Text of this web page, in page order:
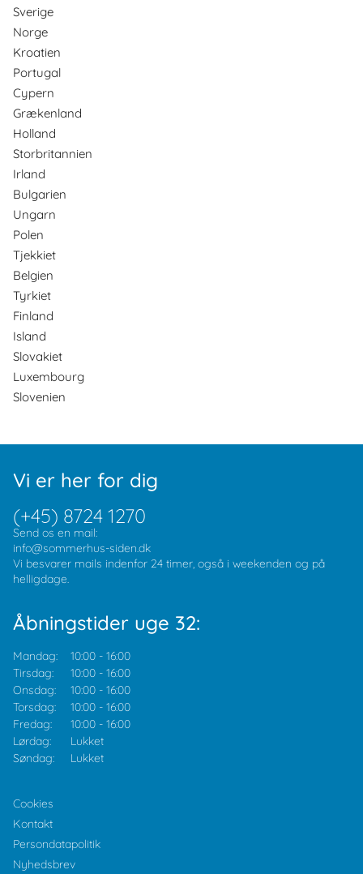
Sverige
Norge
Kroatien
Portugal
Cypern
Grækenland
Holland
Storbritannien
Irland
Bulgarien
Ungarn
Polen
Tjekkiet
Belgien
Tyrkiet
Finland
Island
Slovakiet
Luxembourg
Slovenien
Vi er her for dig
(+45) 8724 1270
Send os en mail:
info@sommerhus-siden.dk
Vi besvarer mails indenfor 24 timer, også i weekenden og på
helligdage.
Åbningstider uge 32:
Mandag: 10:00 - 16:00
Tirsdag:
10:00 - 16:00
Onsdag:
10:00 - 16:00
Torsdag:
10:00 - 16:00
Fredag:
10:00 - 16:00
Lørdag:
Lukket
Søndag:
Lukket
Cookies
Kontakt
Persondatapolitik
Nyhedsbrev